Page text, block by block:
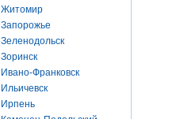
Житомир
Запорожье
Зеленодольск
Зоринск
Ивано-Франковск
Ильичевск
Ирпень